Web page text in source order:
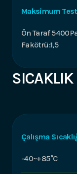
Maksimum
Ön Taraf
Fakötrü:1,5
Çalışma
-40~+85°C